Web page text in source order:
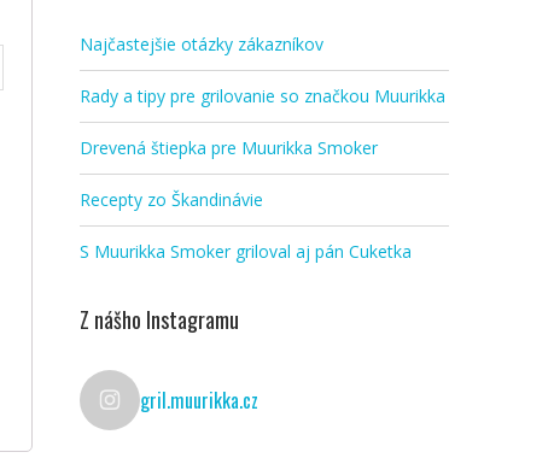
Najčastejšie otázky zákazníkov
Rady a tipy pre grilovanie so značkou Muurikka
Drevená štiepka pre Muurikka Smoker
Recepty zo Škandinávie
S Muurikka Smoker griloval aj pán Cuketka
Z nášho Instagramu
gril.muurikka.cz